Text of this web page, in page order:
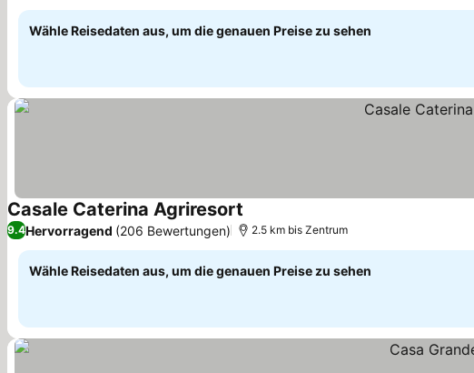
Wähle Reisedaten aus, um die genauen Preise zu sehen
Casale Caterina AgriresortPreise sehen
9.4Hervorragend (206 Bewertungen) 2.5 km bis Zentrum
Wähle Reisedaten aus, um die genauen Preise zu sehen